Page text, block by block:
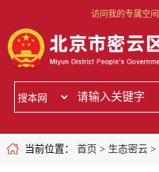
访问我的专属空间
当前位置： 首页 > 生态密云>